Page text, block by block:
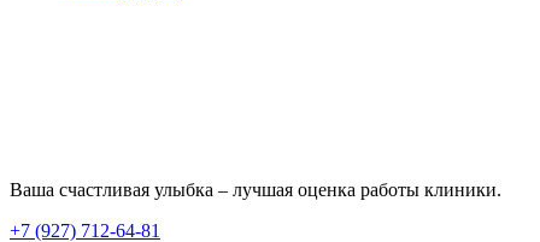
Ваша счастливая улыбка – лучшая оценка работы клиники.
+7 (927) 712-64-81